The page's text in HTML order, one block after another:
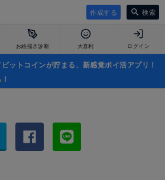
作成する 検索
お絵描き診断 大喜利 ログイン
ットコインが貯まる、新感覚ポイ活アプリ！
！